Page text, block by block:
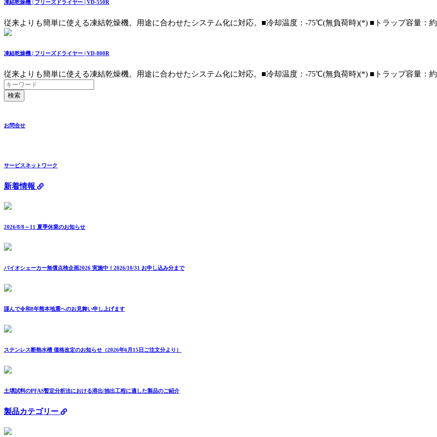
凍結乾燥機 | フリーズドライヤー | VD-550R
従来よりも簡単に使える凍結乾燥機。用途に合わせたシステム化に対応。 ■冷却温度：-75℃(無負荷時)(*) ■トラップ容量：約
凍結乾燥機 | フリーズドライヤー | VD-800R
従来よりも簡単に使える凍結乾燥機。用途に合わせたシステム化に対応。 ■冷却温度：-75℃(無負荷時)(*) ■トラップ容量：約
検索
お問合せ
サービスネットワーク
新着情報
2026/8/8～11 夏季休業のお知らせ
バイオシェーカー無償点検企画2026 実施中！2026/10/31 お申し込み分まで
謹んで令和8年熊本地震へのお見舞い申し上げます
ステンレス断熱水槽 価格改定のお知らせ（2026年6月15日ご注文分より）
土壌試料のPFAS暫定分析法における溶出/抽出工程に適した製品のご紹介
製品カテゴリー